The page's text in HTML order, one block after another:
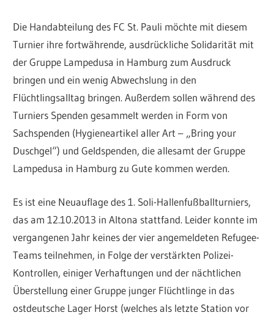
Die Handabteilung des FC St. Pauli möchte mit diesem
Turnier ihre fortwährende, ausdrückliche Solidarität mit
der Gruppe Lampedusa in Hamburg zum Ausdruck
bringen und ein wenig Abwechslung in den
Flüchtlingsalltag bringen. Außerdem sollen während des
Turniers Spenden gesammelt werden in Form von
Sachspenden (Hygieneartikel aller Art – „Bring your
Duschgel“) und Geldspenden, die allesamt der Gruppe
Lampedusa in Hamburg zu Gute kommen werden.
Es ist eine Neuauflage des 1. Soli-Hallenfußballturniers,
das am 12.10.2013 in Altona stattfand. Leider konnte im
vergangenen Jahr keines der vier angemeldeten Refugee-
Teams teilnehmen, in Folge der verstärkten Polizei-
Kontrollen, einiger Verhaftungen und der nächtlichen
Überstellung einer Gruppe junger Flüchtlinge in das
ostdeutsche Lager Horst (welches als letzte Station vor